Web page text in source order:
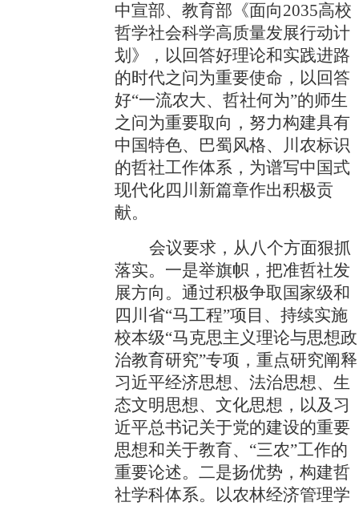
中宣部、教育部《面向2035高校
哲学社会科学高质量发展行动计
划》，以回答好理论和实践进路
的时代之问为重要使命，以回答
好“一流农大、哲社何为”的师生
之问为重要取向，努力构建具有
中国特色、巴蜀风格、川农标识
的哲社工作体系，为谱写中国式
现代化四川新篇章作出积极贡
献。
会议要求，从八个方面狠抓
落实。一是举旗帜，把准哲社发
展方向。通过积极争取国家级和
四川省“马工程”项目、持续实施
校本级“马克思主义理论与思想政
治教育研究”专项，重点研究阐释
习近平经济思想、法治思想、生
态文明思想、文化思想，以及习
近平总书记关于党的建设的重要
思想和关于教育、“三农”工作的
重要论述。二是扬优势，构建哲
社学科体系。以农林经济管理学